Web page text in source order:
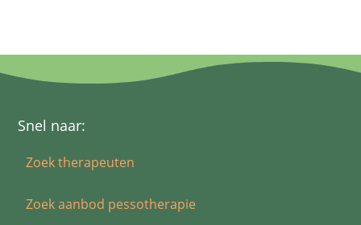
Snel naar:
Zoek therapeuten
Zoek aanbod pessotherapie